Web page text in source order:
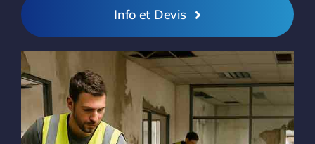
Info et Devis